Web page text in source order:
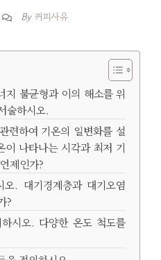
By 커피사유
불균형과 이의 해소를 위
술하시오.
련하여 기온의 일변화를 설
나타나는 시각과 최저 기
제인가?
. 대기경계층과 대기오염
?
시오. 다양한 온도 척도를